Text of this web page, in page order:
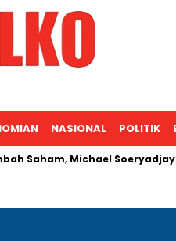
NASIONAL POLITIK
Michael Soeryadjaya